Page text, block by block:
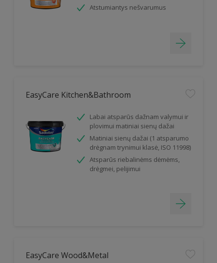
Atstumiantys nešvarumus
EasyCare Kitchen&Bathroom
Labai atsparūs dažnam valymui ir
plovimui matiniai sienų dažai
Matiniai sienų dažai (1 atsparumo
drėgnam trynimui klasė, ISO 11998)
Atsparūs riebalinėms dėmėms,
drėgmei, pelijimui
EasyCare Wood&Metal